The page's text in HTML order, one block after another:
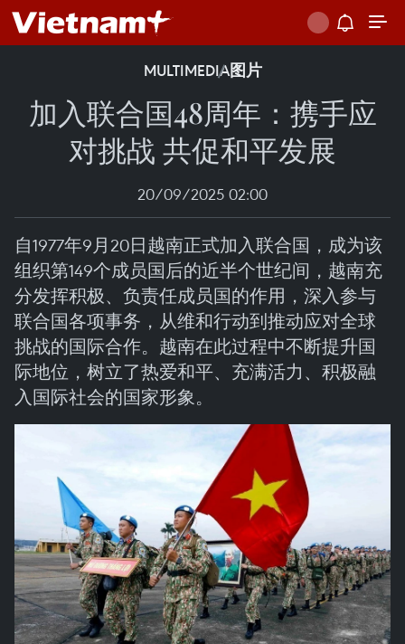
MULTIMEDIA图片
加入联合国48周年：携手应
对挑战 共促和平发展
20/09/2025 02:00
自1977年9月20日越南正式加入联合国，成为该
组织第149个成员国后的近半个世纪间，越南充
分发挥积极、负责任成员国的作用，深入参与
联合国各项事务，从维和行动到推动应对全球
挑战的国际合作。越南在此过程中不断提升国
际地位，树立了热爱和平、充满活力、积极融
入国际社会的国家形象。